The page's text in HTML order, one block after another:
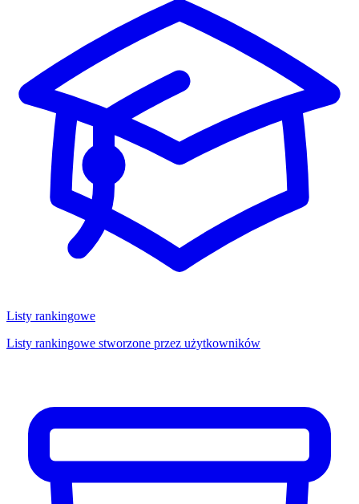
Listy rankingowe
Listy rankingowe stworzone przez użytkowników